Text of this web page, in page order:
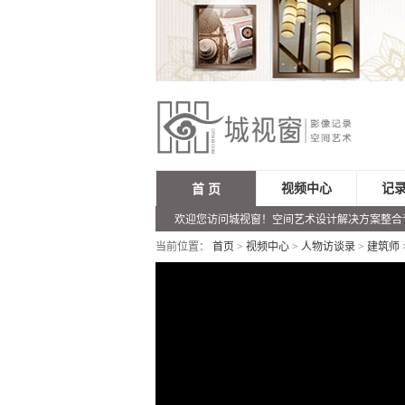
首 页
欢迎您访问城视窗！空间艺术设计解决方案整合
视频中心 记
当前位置： 首页 > 视频中心> 人物访谈录> 建筑师